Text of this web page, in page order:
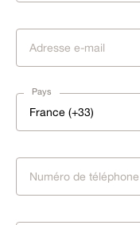
Pays
France (+33)